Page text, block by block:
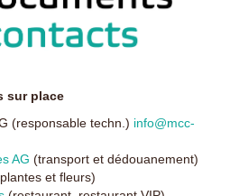
sur place
(responsable techn.) info@mcc-
AG (transport et dédouanement)
et fleurs)